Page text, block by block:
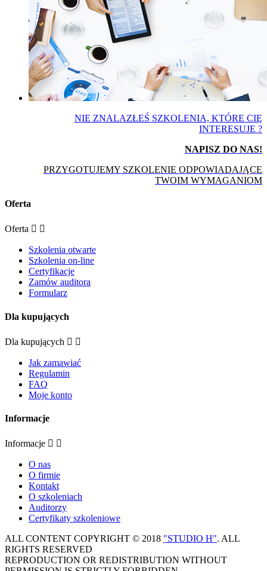
NIE ZNALAZŁEŚ SZKOLENIA, KTÓRE CIĘ
INTERESUJE ?
NAPISZ DO NAS!
PRZYGOTUJEMY SZKOLENIE ODPOWIADAJĄCE
TWOIM WYMAGANIOM
Oferta
Oferta  
Szkolenia otwarte
Szkolenia on-line
Certyfikacje
Zamów auditora
Formularz
Dla kupujących
Dla kupujących  
Jak zamawiać
Regulamin
FAQ
Moje konto
Informacje
Informacje  
O nas
O firmie
Kontakt
O szkoleniach
Auditorzy
Certyfikaty szkoleniowe
ALL CONTENT COPYRIGHT © 2018 "STUDIO H". ALL
RIGHTS RESERVED
REPRODUCTION OR REDISTRIBUTION WITHOUT